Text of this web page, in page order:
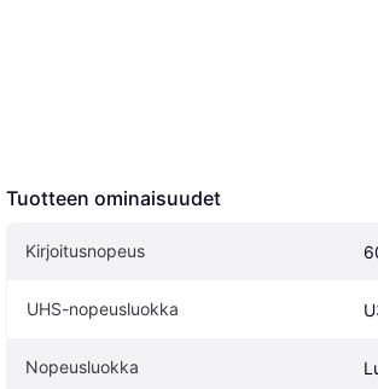
Tuotteen ominaisuudet
Kirjoitusnopeus
UHS-nopeusluokka
Nopeusluokka